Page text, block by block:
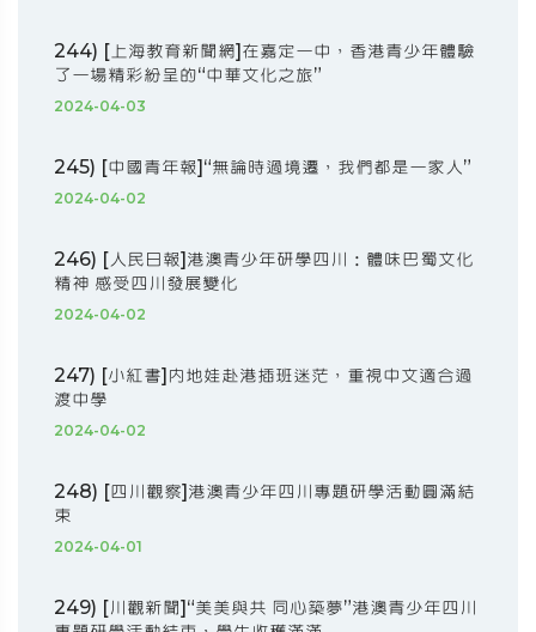
244) [上海教育新聞網]在嘉定一中，香港青少年體驗
了一場精彩紛呈的“中華文化之旅”
2024-04-03
245) [中國青年報]“無論時過境遷，我們都是一家人”
2024-04-02
246) [人民日報]港澳青少年研學四川：體味巴蜀文化
精神 感受四川發展變化
2024-04-02
247) [小紅書]內地娃赴港插班迷茫，重視中文適合過
渡中學
2024-04-02
248) [四川觀察]港澳青少年四川專題研學活動圓滿結
束
2024-04-01
249) [川觀新聞]“美美與共 同心築夢”港澳青少年四川